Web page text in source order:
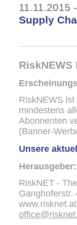
11.11.2015
Supply
RiskNEWS
mindestens
Abonnenten
(Banner-
Unsere
Herausgeber:
RiskNET -
Ganghoferstr.